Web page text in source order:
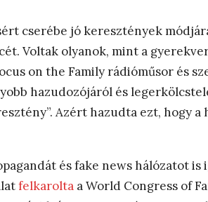
cserébe jó keresztények
Voltak olyanok, mint a
on the Family rádióműsor és
hazudozójáról és
Azért hazudta ezt, hogy
és fake news hálózatot
felkarolta a World Congress of